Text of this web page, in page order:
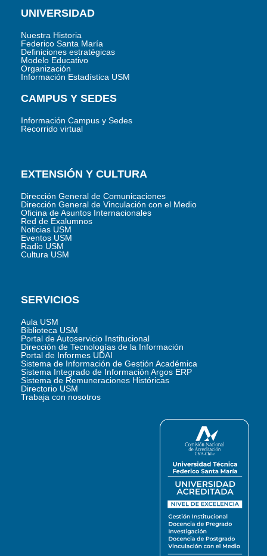
UNIVERSIDAD
Nuestra Historia
Federico Santa María
Definiciones estratégicas
Modelo Educativo
Organización
Información Estadística USM
CAMPUS Y SEDES
Información Campus y Sedes
Recorrido virtual
EXTENSIÓN Y CULTURA
Dirección General de Comunicaciones
Dirección General de Vinculación con el Medio
Oficina de Asuntos Internacionales
Red de Exalumnos
Noticias USM
Eventos USM
Radio USM
Cultura USM
SERVICIOS
Aula USM
Biblioteca USM
Portal de Autoservicio Institucional
Dirección de Tecnologías de la Información
Portal de Informes UDAI
Sistema de Información de Gestión Académica
Sistema Integrado de Información Argos ERP
Sistema de Remuneraciones Históricas
Directorio USM
Trabaja con nosotros